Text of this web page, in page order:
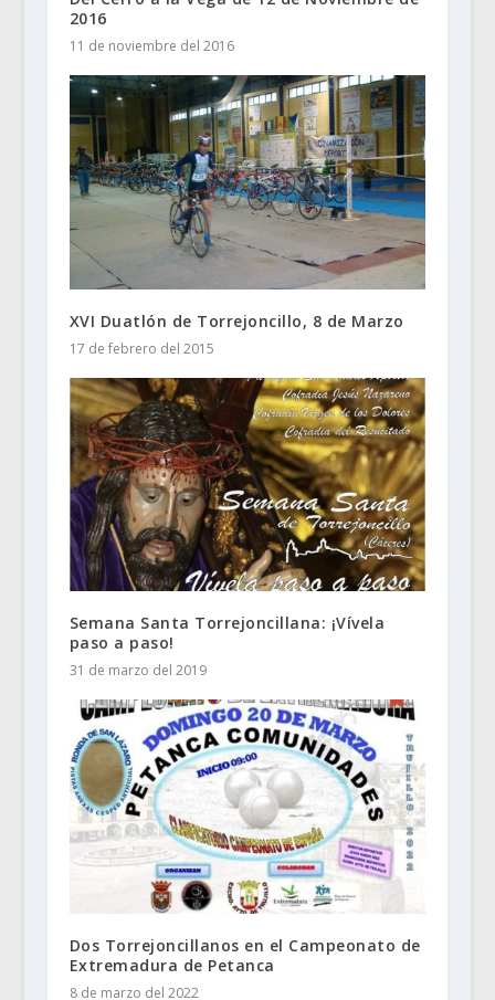
2016
11 de noviembre del 2016
XVI Duatlón de Torrejoncillo, 8 de Marzo
17 de febrero del 2015
Semana Santa Torrejoncillana: ¡Vívela
paso a paso!
31 de marzo del 2019
Dos Torrejoncillanos en el Campeonato de
Extremadura de Petanca
8 de marzo del 2022